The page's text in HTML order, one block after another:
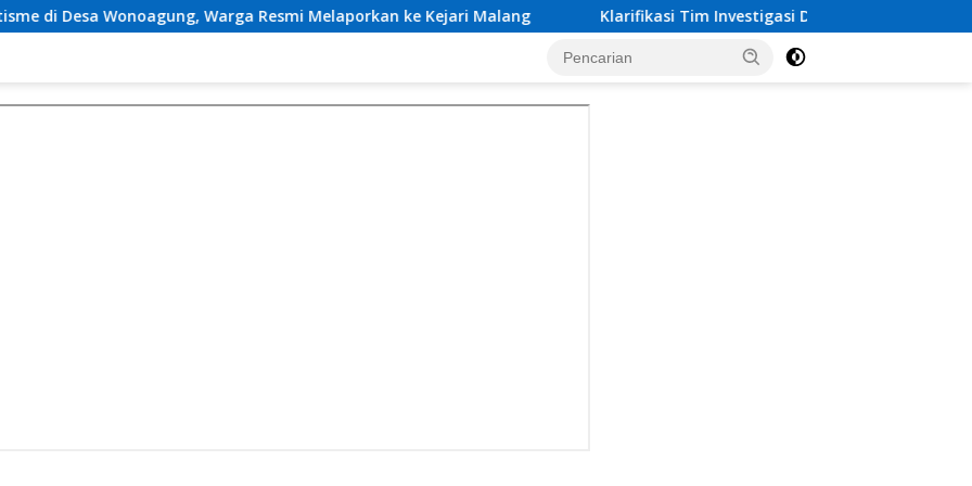
Warga Resmi Melaporkan ke Kejari Malang Klarifikasi Tim Investigasi Dugaan Calo Pembebasan Tersangka Tak